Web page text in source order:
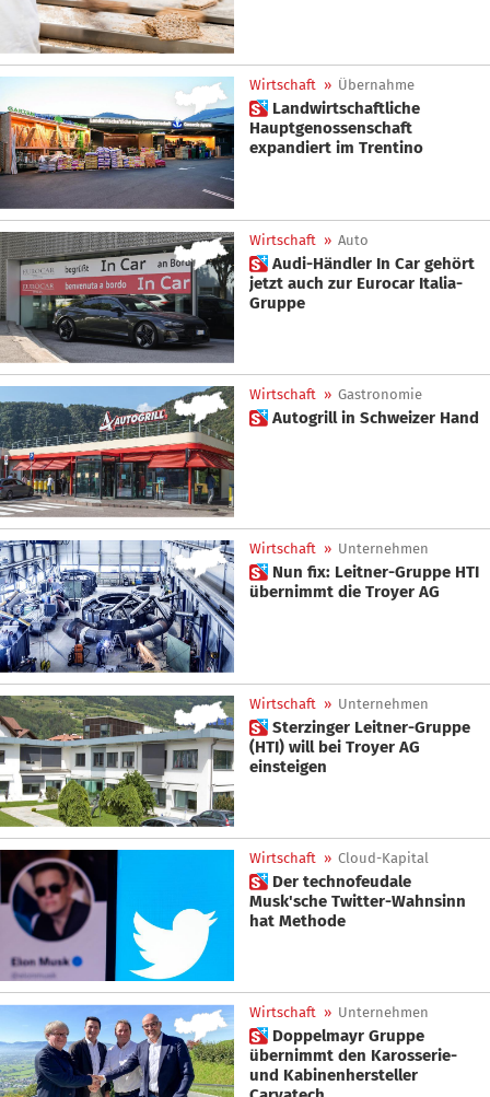
Wirtschaft » Übernahme
 Landwirtschaftliche
Hauptgenossenschaft
expandiert im Trentino
Wirtschaft » Auto
 Audi-Händler In Car gehört
jetzt auch zur Eurocar Italia-
Gruppe
Wirtschaft » Gastronomie
 Autogrill in Schweizer Hand
Wirtschaft » Unternehmen
 Nun fix: Leitner-Gruppe HTI
übernimmt die Troyer AG
Wirtschaft » Unternehmen
 Sterzinger Leitner-Gruppe
(HTI) will bei Troyer AG
einsteigen
Wirtschaft » Cloud-Kapital
 Der technofeudale
Musk'sche Twitter-Wahnsinn
hat Methode
Wirtschaft » Unternehmen
 Doppelmayr Gruppe
übernimmt den Karosserie-
und Kabinenhersteller